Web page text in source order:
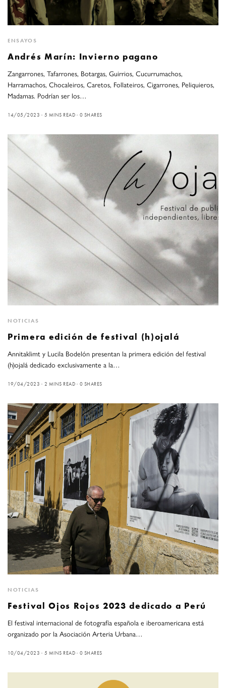
ENSAYOS
Andrés Marín: Invierno pagano
Zangarrones, Tafarrones, Botargas, Guirrios, Cucurrumachos,
Harramachos, Chocaleiros, Caretos, Follateiros, Cigarrones, Peliquieros,
Madamas. Podrían ser los…
14/05/2023 5 MINS READ 0 SHARES
NOTICIAS
Primera edición de festival (h)ojalá
Annitaklimt y Lucila Bodelón presentan la primera edición del festival
(h)ojalá dedicado exclusivamente a la…
19/04/2023 2 MINS READ 0 SHARES
NOTICIAS
Festival Ojos Rojos 2023 dedicado a Perú
El festival internacional de fotografía española e iberoamericana está
organizado por la Asociación Arteria Urbana…
10/04/2023 5 MINS READ 0 SHARES